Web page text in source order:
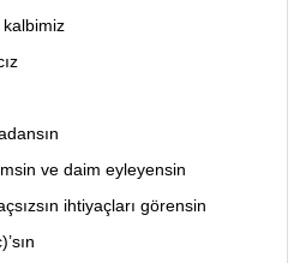
ve daim eyleyensin
ihtiyaçları görensin